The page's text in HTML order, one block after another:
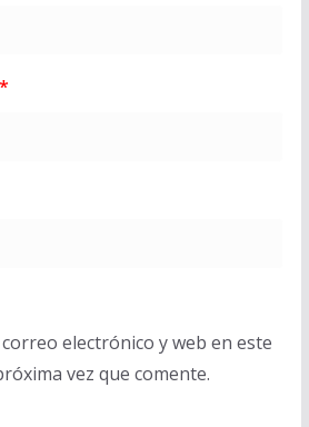
*
electrónico y web en este
vez que comente.